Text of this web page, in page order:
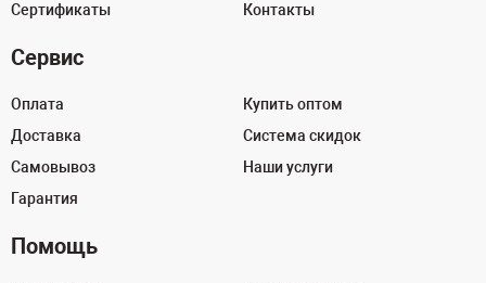
Сертификаты
Контакты
Сервис
Оплата
Доставка
Самовывоз
Гарантия
Купить оптом
Система скидок
Наши услуги
Помощь